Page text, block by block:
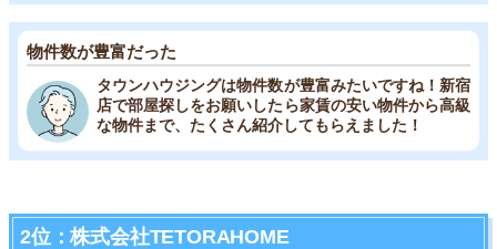
物件数が豊富だった
タウンハウジングは物件数が豊富みたいですね！新宿
店で部屋探しをお願いしたら家賃の安い物件から高級
な物件まで、たくさん紹介してもらえました！
2位：株式会社TETORAHOME